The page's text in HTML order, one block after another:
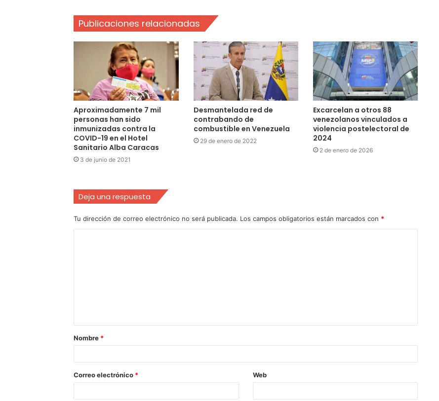
Publicaciones relacionadas
Aproximadamente 7 mil
personas han sido
inmunizadas contra la
COVID-19 en el Hotel
Sanitario Alba Caracas
3 de junio de 2021
Desmantelada red de
contrabando de
combustible en Venezuela
29 de enero de 2022
Excarcelan a otros 88
venezolanos vinculados a
violencia postelectoral de
2024
2 de enero de 2026
Deja una respuesta
Tu dirección de correo electrónico no será publicada. Los campos obligatorios están marcados con *
Nombre *
Correo electrónico * Web